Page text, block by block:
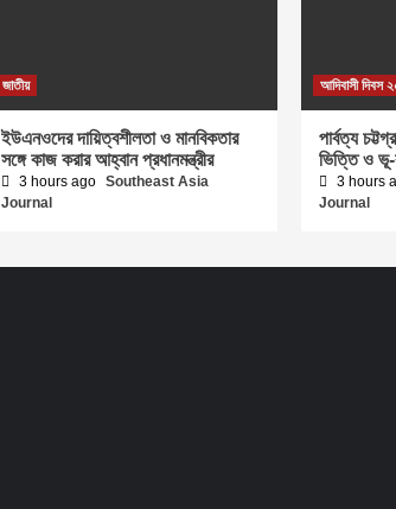
জাতীয়
ইউএনওদের দায়িত্বশীলতা ও মানবিকতার
সঙ্গে কাজ করার আহ্বান প্রধানমন্ত্রীর
3 hours ago Southeast Asia
Journal
আদিবাসী দিবস
পার্বত্য
ভিত্তি ও ভূ-
3 hours
Journal